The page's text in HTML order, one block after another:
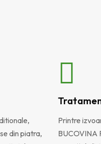
din piatra,
Printre
BUCOVINA